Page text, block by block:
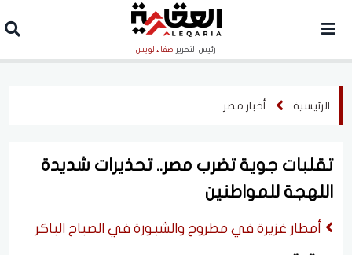
رئيس التحرير صفاء لويس
الرئيسية أخبار مصر
تقلبات جوية تضرب مصر.. تحذيرات شديدة
اللهجة للمواطنين
أمطار غزيرة في مطروح والشبورة في الصباح الباكر